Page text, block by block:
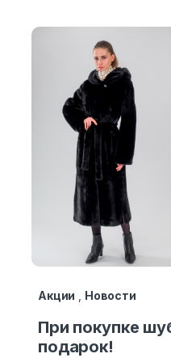
Акции Новости
При покупке
подарок!